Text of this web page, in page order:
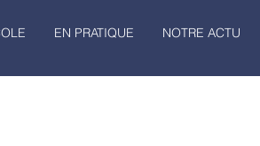
EN PRATIQUE NOTRE ACTU